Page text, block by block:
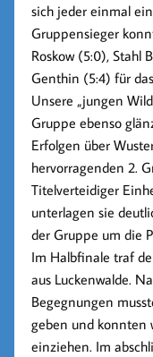
sich jeder einmal
Gruppensieger
Roskow (5:0), Stahl
Genthin (5:4) für
Unsere „jungen
Gruppe ebenso
Erfolgen über
hervorragenden 2.
Titelverteidiger
unterlagen sie
der Gruppe um die
Im Halbfinale traf
aus Luckenwalde.
Begegnungen
geben und konnten
einziehen. Im